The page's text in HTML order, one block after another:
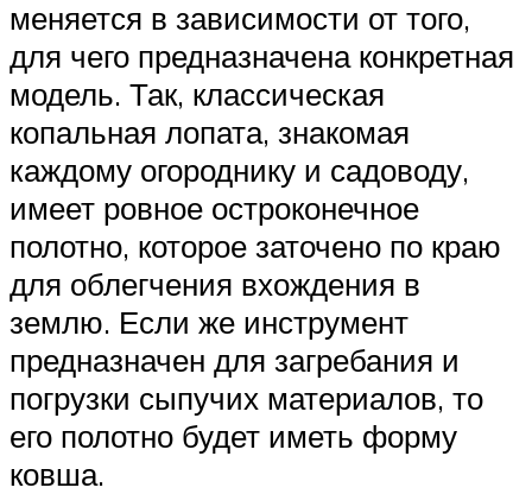
меняется в зависимости от того,
для чего предназначена конкретная
модель. Так, классическая
копальная лопата, знакомая
каждому огороднику и садоводу,
имеет ровное остроконечное
полотно, которое заточено по краю
для облегчения вхождения в
землю. Если же инструмент
предназначен для загребания и
погрузки сыпучих материалов, то
его полотно будет иметь форму
ковша.